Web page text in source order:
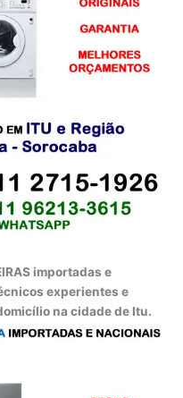
importadas e
experientes e
na cidade de Itu.